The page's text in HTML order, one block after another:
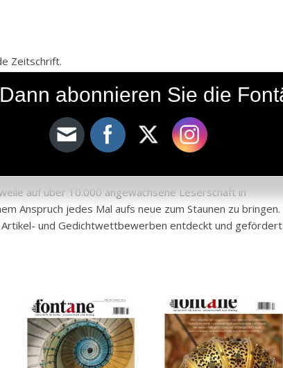
Zeitschrift.
Quelle, sie ist auch in ihrem Themenspektrum
und naturwissenschaftliche Themen und werden von
dargeboten.
die Synthese zwischen emotionaler und rationaler
auf über 10.000 angewachsene Leserschaft in
Anspruch jedes Mal aufs neue zum Staunen zu bringen.
und Gedichtwettbewerben entdeckt und gefördert.
abonnieren Sie die